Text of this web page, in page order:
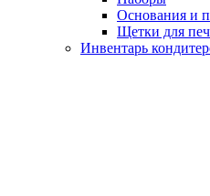
Основания и
Щетки для
Инвентарь